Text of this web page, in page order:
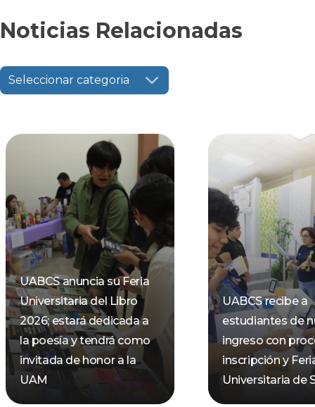
Noticias Relacionadas
Seleccionar categoria
UABCS anuncia su Feria
Universitaria del Libro
2026; estará dedicada a
la poesía y tendrá como
invitada de honor a la
UAM
UABCS recibe a
estudiantes de
ingreso con
inscripción y
Universitaria de